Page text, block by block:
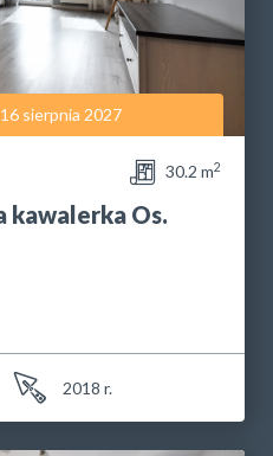
sierpnia 2027
30.2 m2
kawalerka Os.
2018 r.